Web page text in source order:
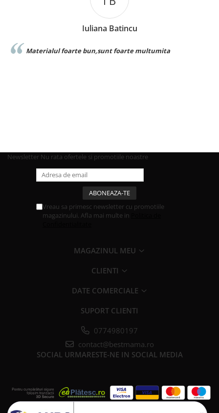
Iuliana Batincu
foarte bun,sunt foarte multumita
Newsletter Nu rata ofertele si promotiile noastre
Vreau sa primesc newsletter cu promotiile
magazinului. Afla mai multe in
MAGAZINUL MEU
CLIENTI
DATE COMERCIALE
SUPORT CLIENTI
0774980197
contact@bestmama.ro
SOCIAL URMARESTE-NE IN SOCIAL MEDIA